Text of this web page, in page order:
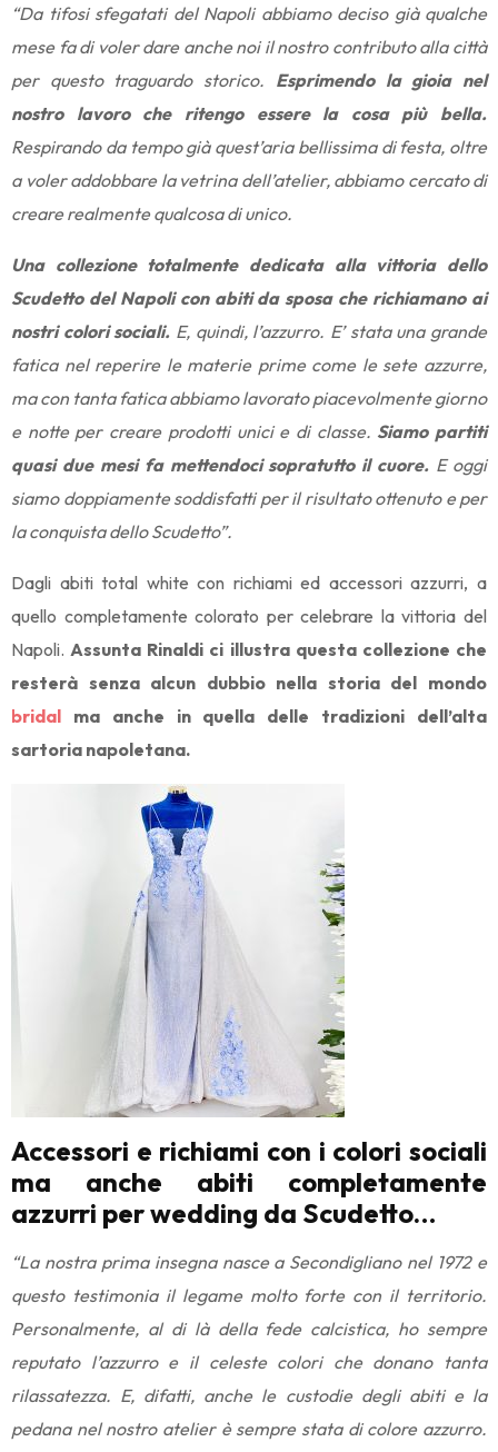
“Da tifosi sfegatati del Napoli abbiamo deciso già qualche
mese fa di voler dare anche noi il nostro contributo alla città
per questo traguardo storico. Esprimendo la gioia nel
nostro lavoro che ritengo essere la cosa più bella.
Respirando da tempo già quest’aria bellissima di festa, oltre
a voler addobbare la vetrina dell’atelier, abbiamo cercato di
creare realmente qualcosa di unico.
Una collezione totalmente dedicata alla vittoria dello
Scudetto del Napoli con abiti da sposa che richiamano ai
nostri colori sociali. E, quindi, l’azzurro. E’ stata una grande
fatica nel reperire le materie prime come le sete azzurre,
ma con tanta fatica abbiamo lavorato piacevolmente giorno
e notte per creare prodotti unici e di classe. Siamo partiti
quasi due mesi fa mettendoci sopratutto il cuore. E oggi
siamo doppiamente soddisfatti per il risultato ottenuto e per
la conquista dello Scudetto”.
Dagli abiti total white con richiami ed accessori azzurri, a
quello completamente colorato per celebrare la vittoria del
Napoli. Assunta Rinaldi ci illustra questa collezione che
resterà senza alcun dubbio nella storia del mondo
bridal ma anche in quella delle tradizioni dell’alta
sartoria napoletana.
Accessori e richiami con i colori sociali
ma anche abiti completamente
azzurri per wedding da Scudetto…
“La nostra prima insegna nasce a Secondigliano nel 1972 e
questo testimonia il legame molto forte con il territorio.
Personalmente, al di là della fede calcistica, ho sempre
reputato l’azzurro e il celeste colori che donano tanta
rilassatezza. E, difatti, anche le custodie degli abiti e la
pedana nel nostro atelier è sempre stata di colore azzurro.